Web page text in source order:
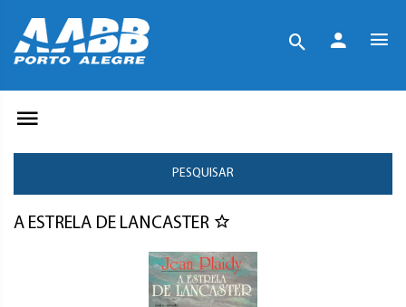
PESQUISAR
A ESTRELA DE LANCASTER